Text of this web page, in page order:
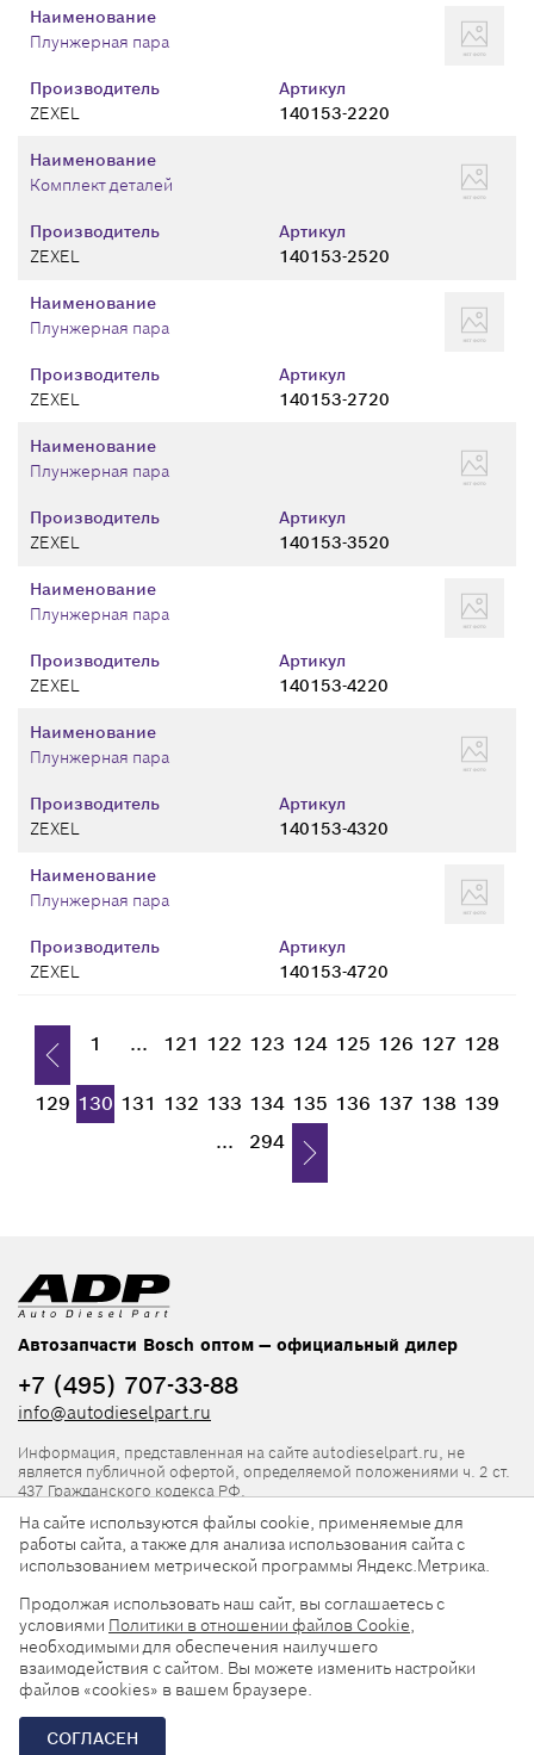
Производитель
ZEXEL
Артикул
140153-2220
Наименование
Плунжерная пара
Производитель
ZEXEL
Артикул
140153-2520
Наименование
Комплект деталей
Производитель
ZEXEL
Артикул
140153-2720
Наименование
Плунжерная пара
Производитель
ZEXEL
Артикул
140153-3520
Наименование
Плунжерная пара
Производитель
ZEXEL
Артикул
140153-4220
Наименование
Плунжерная пара
Производитель
ZEXEL
Артикул
140153-4320
Наименование
Плунжерная пара
Производитель
ZEXEL
Артикул
140153-4720
Наименование
Плунжерная пара
1 ... 121 122 123 124 125 126 127 128
129 130 131 132 133 134 135 136 137 138 139
...
294
Автозапчасти Bosch оптом — официальный дилер
+7 (495) 707-33-88
info@autodieselpart.ru
Информация, представленная на сайте autodieselpart.ru, не
является публичной офертой, определяемой положениями ч. 2 ст.
437 Гражданского кодекса РФ.
Нормативная документация
ADP в социальных сетях
© 2026, ООО «АвтоДизельПарт». Все права защищены.
Разработка сайта —
На сайте используются файлы cookie, применяемые для
работы сайта, а также для анализа использования сайта с
использованием метрической программы Яндекс.Метрика.
Продолжая использовать наш сайт, вы соглашаетесь с
условиями Политики в отношении файлов Cookie,
необходимыми для обеспечения наилучшего
взаимодействия с сайтом. Вы можете изменить настройки
файлов «cookies» в вашем браузере.
СОГЛАСЕН